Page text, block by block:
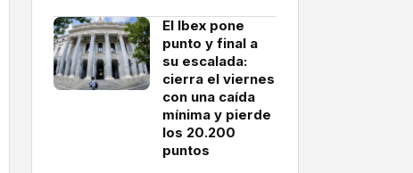
El Ibex pone
punto y final a
su escalada:
cierra el viernes
con una caída
mínima y pierde
los 20.200
puntos